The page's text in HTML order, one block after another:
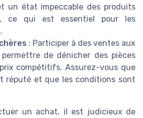
un état impeccable des produits
ce qui est essentiel pour les
: Participer à des ventes aux
de dénicher des pièces
compétitifs. Assurez-vous que
réputé et que les conditions sont
un achat, il est judicieux de